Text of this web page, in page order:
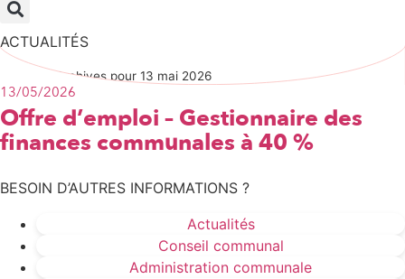
ACTUALITÉS
»Archives pour 13 mai 2026
13/05/2026
Offre d’emploi – Gestionnaire des
finances communales à 40 %
BESOIN D’AUTRES INFORMATIONS ?
Actualités
Conseil communal
Administration communale